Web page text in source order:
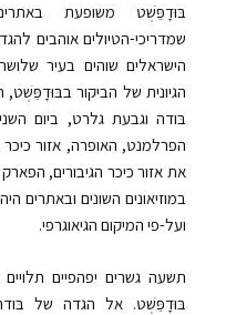
בּוּדָפֵּשְׁט משופעת
שמדריכי-הטיולים אוהבים
הישראלים שוהים בעיר
הגיונית של הביקור
בּודה וגבעת גלרט, ביום
הפרלמנט, האופרה, אזור כיכר
את אזור כיכר הגיבורים,
במוזיאונים השונים ובאתרים
ועל-פי המיקום הגיאוגרפי.
תשעה גשרים יפהפיים
בּוּדָפֵּשְׁט. אל הגדה של